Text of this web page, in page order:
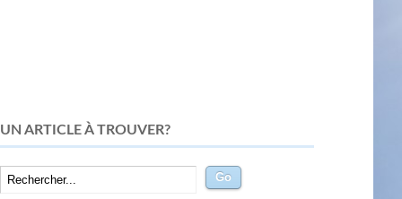
UN ARTICLE À TROUVER?